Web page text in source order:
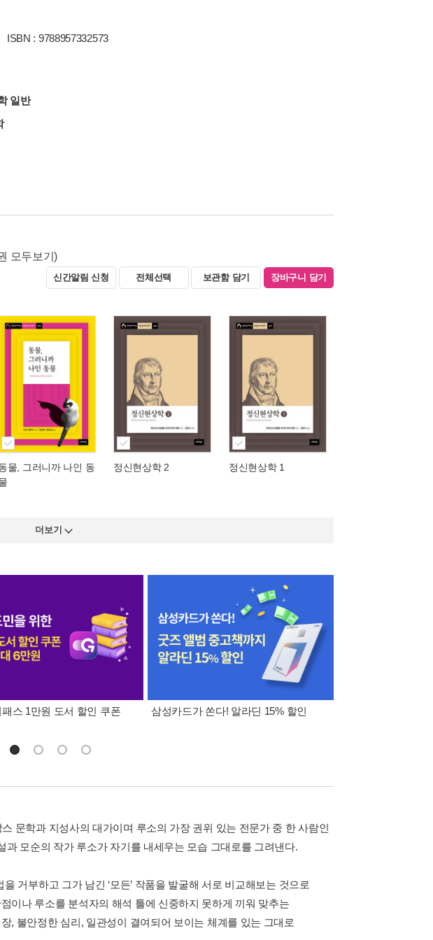
ISBN : 9788957332573
일반
모두보기)
신간알림 신청 전체선택 보관함 담기 장바구니 담기
물, 그러니까 나인 동
정신현상학 2 정신현상학 1
더보기
스 1만원 도서 할인 쿠폰 삼성카드가 쏜다! 알라딘 15% 할인
문학과 지성사의 대가이며 루소의 가장 권위 있는 전문가 중 한 사람인
과 모순의 작가 루소가 자기를 내세우는 모습 그대로를 그려낸다.
거부하고 그가 남긴 ‘모든’ 작품을 발굴해 서로 비교해보는 것으로
이나 루소를 분석자의 해석 틀에 신중하지 못하게 끼워 맞추는
, 불안정한 심리, 일관성이 결여되어 보이는 체계를 있는 그대로